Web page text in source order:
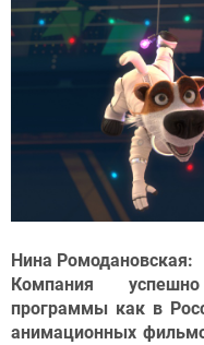
Нина Ромодановская:
Компания
программы как в
анимационных